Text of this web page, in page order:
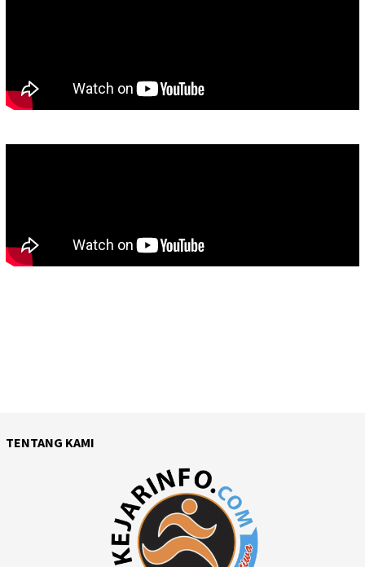
TENTANG KAMI